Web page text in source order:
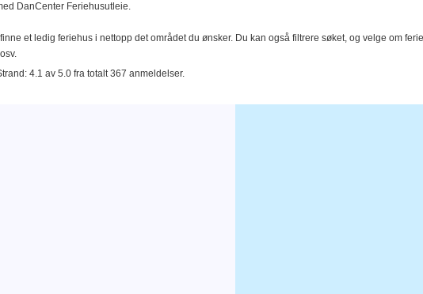
DanCenter Feriehusutleie.
et ledig feriehus i nettopp det området du ønsker. Du kan også filtrere søket, og velge om
4.1 av 5.0 fra totalt 367 anmeldelser.